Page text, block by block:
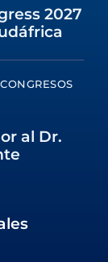
2027
al Dr.